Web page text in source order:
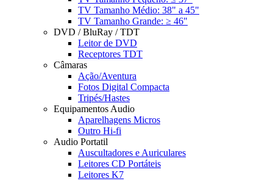
TV Tamanho Médio: 38" a 45"
TV Tamanho Grande: ≥ 46"
DVD / BluRay / TDT
Leitor de DVD
Receptores TDT
Câmaras
Ação/Aventura
Fotos Digital Compacta
Tripés/Hastes
Equipamentos Audio
Aparelhagens Micros
Outro Hi-fi
Audio Portatil
Auscultadores e Auriculares
Leitores CD Portáteis
Leitores K7